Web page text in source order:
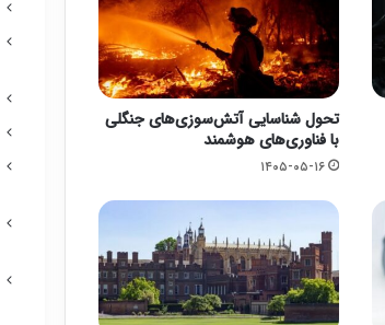
تحول شناسایی آتش‌سوزی‌های جنگلی
با فناوری‌های هوشمند
۱۴۰۵-۰۵-۱۶